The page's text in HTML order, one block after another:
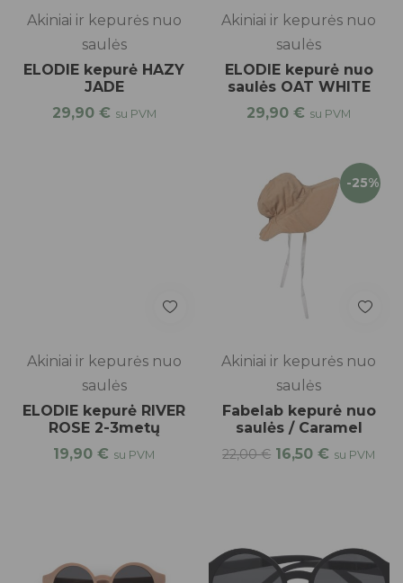
Akiniai ir kepurės nuo
saulės
ELODIE kepurė HAZY
JADE
29,90 € su PVM
Akiniai ir kepurės nuo
saulės
ELODIE kepurė nuo
saulės OAT WHITE
29,90€ su PVM
Akiniai ir kepurės nuo
saulės
ELODIE kepurė RIVER
ROSE 2-3metų
19,90€ su PVM
-25%
Akiniai ir kepurės nuo
saulės
Fabelab kepurė nuo
saulės / Caramel
22,00€ 16,50€ su PVM